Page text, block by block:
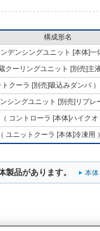
構成形名
ンデンシングユニット [本体]一
クーリングユニット [別売]主
トクーラ [別売]吸込みダンパ ）
シングユニット [別売]リプレ
（ コントローラ [本体]ハイクオ
（ ユニットクーラ [本体]冷凍用 ）
製品があります。 本